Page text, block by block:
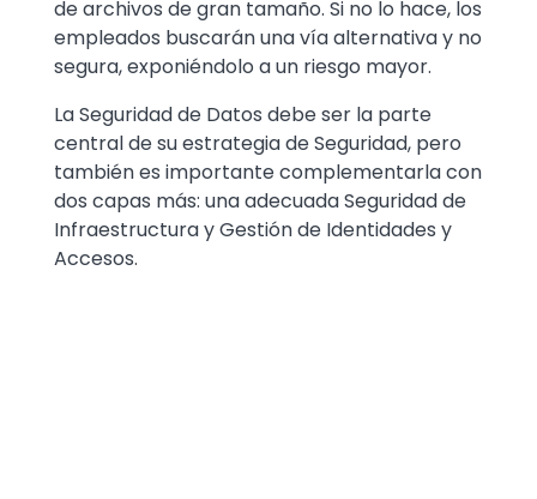
de archivos de gran tamaño. Si no lo hace, los
empleados buscarán una vía alternativa y no
segura, exponiéndolo a un riesgo mayor.
La Seguridad de Datos debe ser la parte
central de su estrategia de Seguridad, pero
también es importante complementarla con
dos capas más: una adecuada Seguridad de
Infraestructura y Gestión de Identidades y
Accesos.